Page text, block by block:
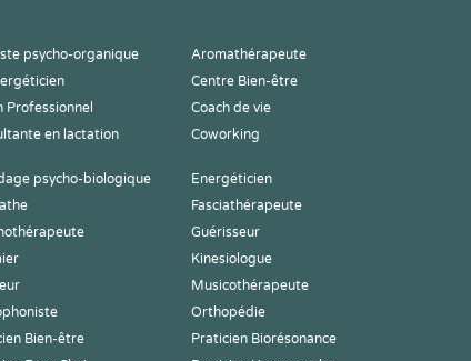
psycho-organique
Aromathérapeute
Centre Bien-être
Professionnel
Coach de vie
en lactation Coworking
psycho-biologique
Energéticien
Fasciathérapeute
Guérisseur
Kinesiologue
Musicothérapeute
Orthopédie
Bien-être
Praticien Biorésonance